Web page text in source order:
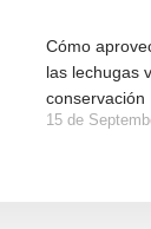
Cómo
las lechugas
conservación
15 de